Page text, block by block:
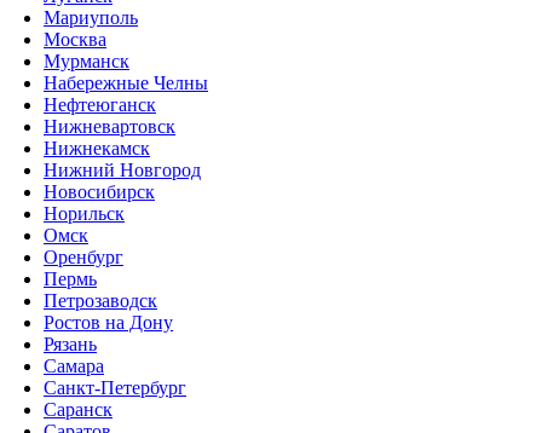
Мариуполь
Москва
Мурманск
Набережные Челны
Нефтеюганск
Нижневартовск
Нижнекамск
Нижний Новгород
Новосибирск
Норильск
Омск
Оренбург
Пермь
Петрозаводск
Ростов на Дону
Рязань
Самара
Санкт-Петербург
Саранск